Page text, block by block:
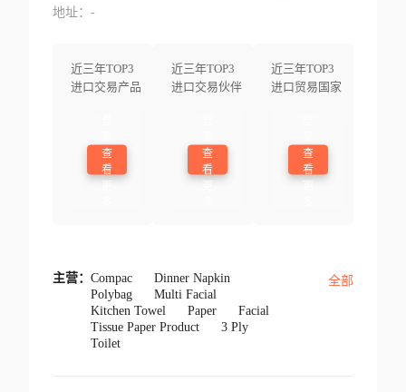
地址：-
近三年TOP3
进口交易产品
查
看
近三年TOP3
进口交易伙伴
查
看
近三年TOP3
进口贸易国家
查
看
主营： Compac
Dinner Napkin
Polybag
Multi Facial
Kitchen Towel
Paper
Facial
Tissue Paper Product
3 Ply
Toilet
全部